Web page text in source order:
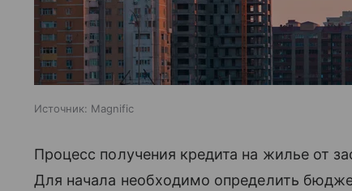
Источник: Magnific
Процесс получения кредита на жилье от
Для начала необходимо определить